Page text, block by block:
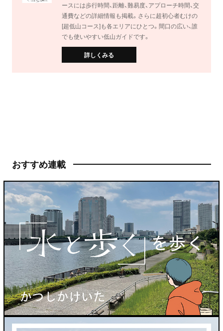
ースには歩行時間、距離、難易度、アプローチ時間、交
通費などの詳細情報も掲載。さらに超初心者むけの
[超低山コース]も各エリアにひとつ。間口の広い、誰
でも使いやすい低山ガイドです。
詳しくみる
おすすめ連載